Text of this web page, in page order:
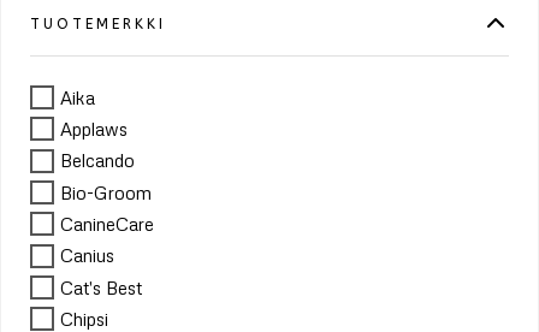
TUOTEMERKKI
Aika
Applaws
Belcando
Bio-Groom
CanineCare
Canius
Cat's Best
Chipsi